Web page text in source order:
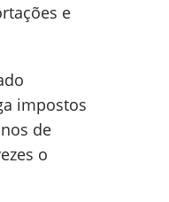
e
impostos
de
o